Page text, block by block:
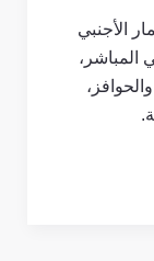
الأجنبي
المباشر،